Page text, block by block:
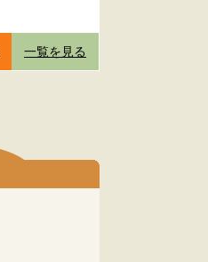
一覧を見る